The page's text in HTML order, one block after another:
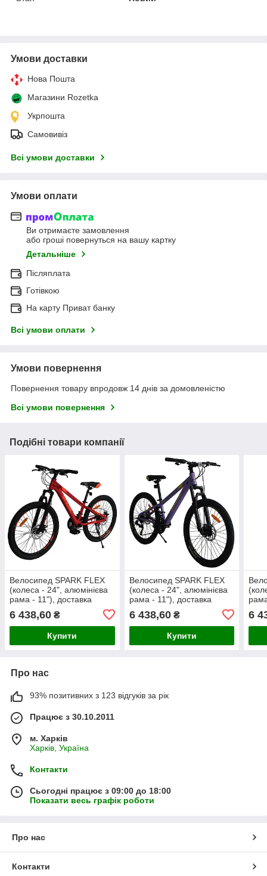
Умови доставки
Нова Пошта
Магазини Rozetka
Укрпошта
Самовивіз
Всі умови доставки
Умови оплати
Ви отримаєте замовлення
або гроші повернуться на вашу картку
Детальніше
Післяплата
Готівкою
На карту Приват банку
Всі умови оплати
Умови повернення
Повернення товару впродовж 14 днів за домовленістю
Всі умови повернення
Подібні товари компанії
Велосипед SPARK FLEX
(колеса - 24", алюмінієва
рама - 11"), доставка
безкоштовно)
6 438,60 ₴
Купити
Велосипед SPARK FLEX
(колеса - 24", алюмінієва
рама - 11"), доставка
безкоштовно)
6 438,60₴
Купити
6
Про нас
93% позитивних з 123 відгуків за рік
Працює з 30.10.2011
м. Харків
Харків, Україна
Контакти
Сьогодні працює з 09:00 до 18:00
Показати весь графік роботи
Про нас
Контакти